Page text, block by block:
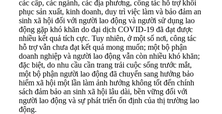
các cấp, các ngành, các địa phương, công tác hỗ trợ khôi
phục sản xuất, kinh doanh, duy trì việc làm và bảo đảm an
sinh xã hội đối với người lao động và người sử dụng lao
động gặp khó khăn do đại dịch COVID-19 đã đạt được
nhiều kết quả tích cực. Tuy nhiên, ở một số nơi, công tác
hỗ trợ vẫn chưa đạt kết quả mong muốn; một bộ phận
doanh nghiệp và người lao động vẫn còn nhiều khó khăn;
đặc biệt, do nhu cầu cần trang trải cuộc sống trước mắt,
một bộ phận người lao động đã chuyển sang hưởng bảo
hiểm xã hội một lần làm ảnh hưởng không tốt đến chính
sách đảm bảo an sinh xã hội lâu dài, bền vững đối với
người lao động và sự phát triển ổn định của thị trường lao
động.